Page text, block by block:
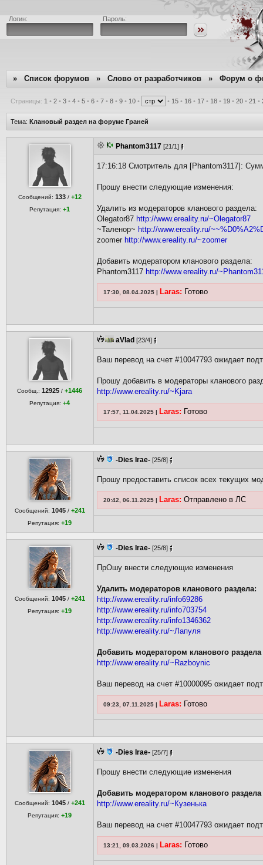
Логин: Пароль:
» Список форумов » Слово от разработчиков » Форум о
Страницы: 1 • 2 • 3 • 4 • 5 • 6 • 7 • 8 • 9 • 10 • • 15 • 16 • 17 • 18 • 19 • 20 • 21 •
Тема: Клановый раздел на форуме Граней
Сообщений: 133 / +12
Репутация:+1
Phantom3117 [21/1]
17:16:18 Смотритель для [Phantom3117]:
Прошу внести следующие изменения:
Удалить из модераторов кланового раздела:
Olegator87 http://www.ereality.ru/~Olegator87
~Таленор~ http://www.ereality.ru/
zoomer http://www.ereality.ru/~zoomer
Добавить модератором кланового раздела:
Phantom3117 http://www.ereality.ru/
17:30, 08.04.2025 | Laras: Готово
Сообщ.:12925 /+1446
Репутация:+4
aVlad [23/4]
Ваш перевод на счет #10047793 ожидает
Прошу добавить в модераторы кланового
http://www.ereality.ru/~Kjara
17:57, 11.04.2025 | Laras: Готово
Сообщений: 1045 / +241
Репутация:+19
-Dies Irae- [25/8]
Прошу предоставить список всех текущих
20:42, 06.11.2025 | Laras: Отправлено в ЛС
Сообщений: 1045 / +241
Репутация:+19
-Dies Irae- [25/8]
ПрОшу внести следующие изменения
Удалить модераторов кланового раздела:
http://www.ereality.ru/info69286
http://www.ereality.ru/info703754
http://www.ereality.ru/info1346362
http://www.ereality.ru/~Лапуля
Добавить модератором кланового раздела
http://www.ereality.ru/~Razboynic
Ваш перевод на счет #10000095 ожидает
09:23, 07.11.2025 | Laras: Готово
Сообщений: 1045 / +241
Репутация:+19
-Dies Irae- [25/7]
Прошу внести следующие изменения
Добавить модератором кланового раздела
http://www.ereality.ru/~Кузенька
Ваш перевод на счет #10047793 ожидает
13:21, 09.03.2026 | Laras: Готово